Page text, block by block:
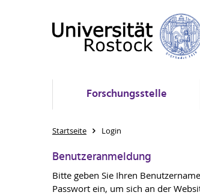
Forschungsstelle
Startseite Login
Benutzeranmeldung
Bitte geben Sie Ihren
Passwort ein, um sich an der